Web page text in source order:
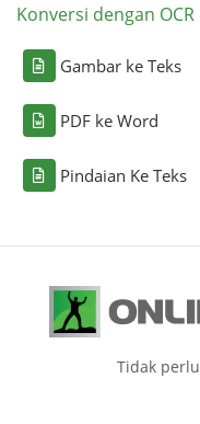
Konversi dengan OCR
Gambar ke Teks
PDF ke Word
Pindaian Ke Teks
Tidak